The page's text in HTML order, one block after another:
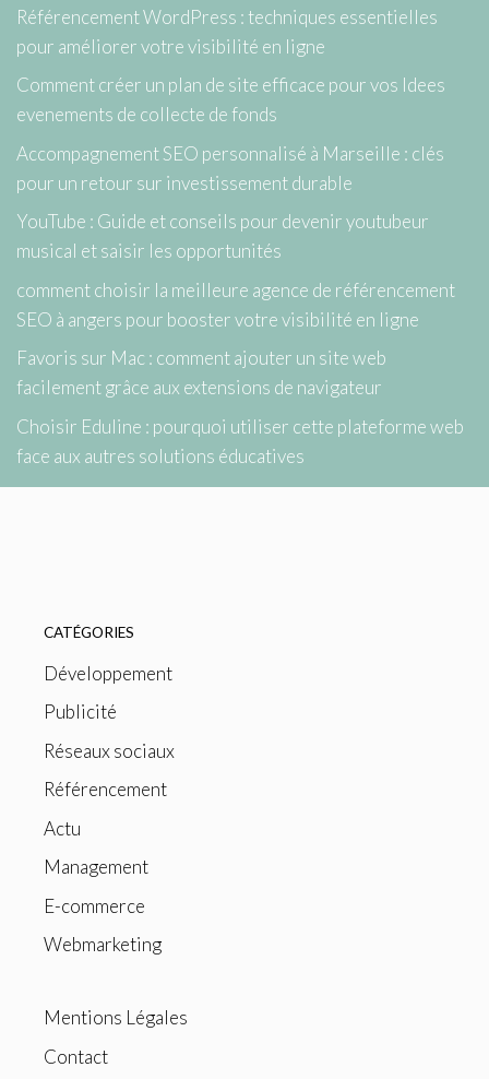
Référencement WordPress : techniques essentielles
pour améliorer votre visibilité en ligne
Comment créer un plan de site efficace pour vos Idees
evenements de collecte de fonds
Accompagnement SEO personnalisé à Marseille : clés
pour un retour sur investissement durable
YouTube : Guide et conseils pour devenir youtubeur
musical et saisir les opportunités
comment choisir la meilleure agence de référencement
SEO à angers pour booster votre visibilité en ligne
Favoris sur Mac : comment ajouter un site web
facilement grâce aux extensions de navigateur
Choisir Eduline : pourquoi utiliser cette plateforme web
face aux autres solutions éducatives
CATÉGORIES
Développement
Publicité
Réseaux sociaux
Référencement
Actu
Management
E-commerce
Webmarketing
Mentions Légales
Contact